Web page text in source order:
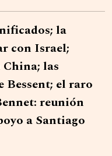
la
con Israel;
las
Bessent; el raro
reunión
a Santiago